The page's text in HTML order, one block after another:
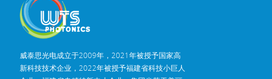
威泰思光电成立于2009年，2021年被授予国家高
新科技技术企业，2022年被授予福建省科技小巨人